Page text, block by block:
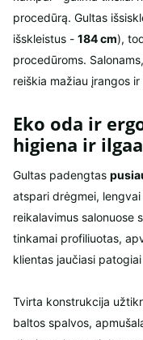
procedūrą. Gultas
išskleistus - 184 cm),
procedūroms.
reiškia mažiau įrangos
Eko oda ir
higiena ir
Gultas padengtas
atspari drėgmei,
reikalavimus salonuose
tinkamai profiliuotas,
klientas jaučiasi
Tvirta konstrukcija
baltos spalvos,